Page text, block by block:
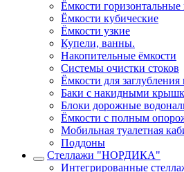
Ёмкости
Ёмкости кубические
Ёмкости узкие
Купели, ванны.
Накопительные ёмкости
Системы очистки стоков
Ёмкости для заглубления
Баки с накидными
Блоки дорожные
Ёмкости с полным
Мобильная туалетная
Поддоны
Стеллажи "НОРДИКА"
Интегрированные